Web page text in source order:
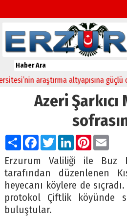
araştırma altyapısına güçlü
Azeri
PaylaşFacebook
TwitterLinkedIn
Pinterest
Email
Erzurum Valiliği ile Buz
tarafından düzenlenen
heyecanı köylere de
protokol Çiftlik köyünde
buluştular.